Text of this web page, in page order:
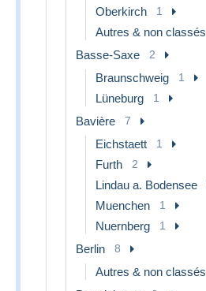
Oberkirch 1
Autres & non classés
Basse-Saxe 2
Braunschweig 1
Lüneburg 1
Bavière 7
Eichstaett 1
Furth 2
Lindau a. Bodensee
Muenchen 1
Nuernberg 1
Berlin 8
Autres & non classés